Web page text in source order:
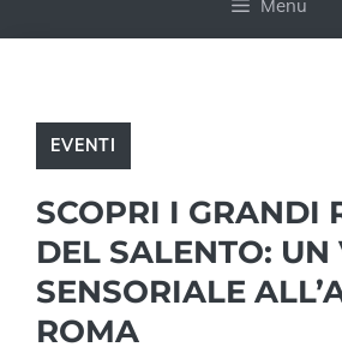
Menu
EVENTI
SCOPRI I GRANDI
DEL SALENTO: UN
SENSORIALE
ROMA